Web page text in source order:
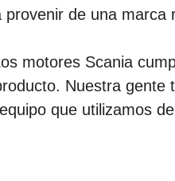
de una marca
motores Scania
Nuestra
equipo que utilizamos